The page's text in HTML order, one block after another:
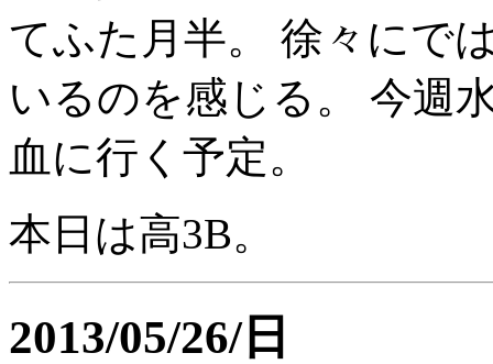
てふた月半。 徐々にで
いるのを感じる。 今週
血に行く予定。
本日は高3B。
2013/05/26/日